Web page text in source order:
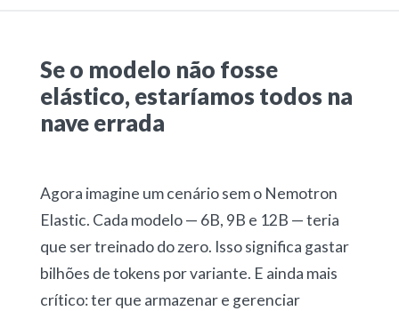
Se o modelo não fosse
elástico, estaríamos todos na
nave errada
Agora imagine um cenário sem o Nemotron
Elastic. Cada modelo — 6B, 9B e 12B — teria
que ser treinado do zero. Isso significa gastar
bilhões de tokens por variante. E ainda mais
crítico: ter que armazenar e gerenciar